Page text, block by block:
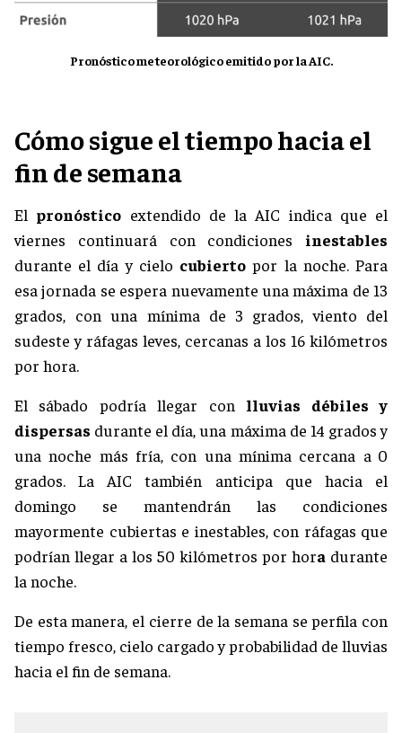
Pronóstico meteorológico emitido por la AIC.
Cómo sigue el tiempo hacia el
fin de semana
El pronóstico extendido de la AIC indica que el
viernes continuará con condiciones inestables
durante el día y cielo cubierto por la noche. Para
esa jornada se espera nuevamente una máxima de 13
grados, con una mínima de 3 grados, viento del
sudeste y ráfagas leves, cercanas a los 16 kilómetros
por hora.
El sábado podría llegar con lluvias débiles y
dispersas durante el día, una máxima de 14 grados y
una noche más fría, con una mínima cercana a 0
grados. La AIC también anticipa que hacia el
domingo se mantendrán las condiciones
mayormente cubiertas e inestables, con ráfagas que
podrían llegar a los 50 kilómetros por hora durante
la noche.
De esta manera, el cierre de la semana se perfila con
tiempo fresco, cielo cargado y probabilidad de lluvias
hacia el fin de semana.